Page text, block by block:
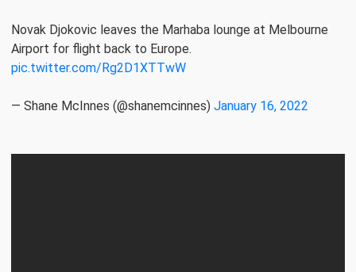
Novak Djokovic leaves the Marhaba lounge at Melbourne
Airport for flight back to Europe.
pic.twitter.com/Rg2D1XTTwW
— Shane McInnes (@shanemcinnes) January 16, 2022